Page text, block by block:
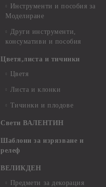
Инструменти и пособия за
Моделиране
Други инструменти,
консумативи и пособия
Цветя,листа и тичинки
Цветя
Листа и клонки
Тичинки и плодове
Свети ВАЛЕНТИН
Шаблони за изрязване и
релеф
ВЕЛИКДЕН
Предмети за декорация